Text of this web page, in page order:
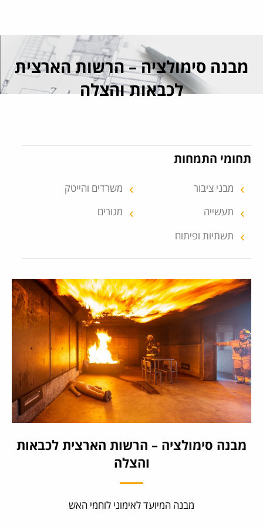
מבנה סימולציה – הרשות הארצית
לכבאות והצלה
תחומי התמחות
keyboard_arrow_left מבני ציבור keyboard_arrow_left משרדים והייטק
keyboard_arrow_left תעשייה keyboard_arrow_left מגורים
keyboard_arrow_left תשתיות ופיתוח
מבנה סימולציה – הרשות הארצית לכבאות
והצלה
מבנה המיועד לאימוני לוחמי האש